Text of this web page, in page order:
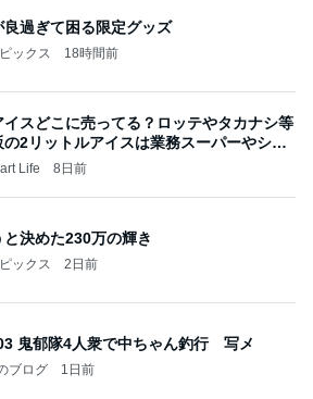
良過ぎて困る限定グッズ
ックス 18時間前
イスどこに売ってる？ロッテやタカナシ等
の2リットルアイスは業務スーパーやシャ
Life 8日前
と決めた230万の輝き
ックス 2日前
20260803 鬼郁隊4人衆で中ちゃん釣行 写メ
ブログ 1日前